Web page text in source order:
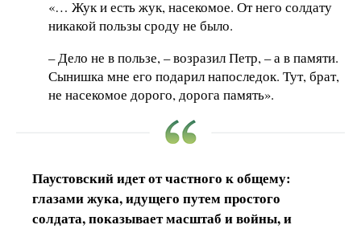
«… Жук и есть жук, насекомое. От него солдату
никакой пользы сроду не было.
– Дело не в пользе, – возразил Петр, – а в памяти.
Сынишка мне его подарил напоследок. Тут, брат,
не насекомое дорого, дорога память».
Паустовский идет от частного к общему:
глазами жука, идущего путем простого
солдата, показывает масштаб и войны, и